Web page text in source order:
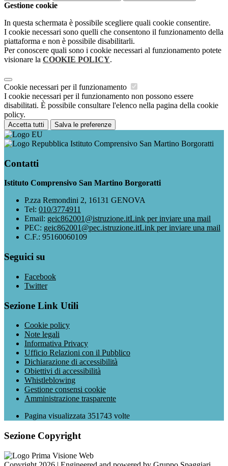
Gestione cookie
In questa schermata è possibile scegliere quali cookie consentire.
I cookie necessari sono quelli che consentono il funzionamento della
piattaforma e non è possibile disabilitarli.
Per conoscere quali sono i cookie necessari al funzionamento potete
visionare la COOKIE POLICY.
Cookie necessari per il funzionamento
I cookie necessari per il funzionamento non possono essere
disabilitati. È possibile consultare l'elenco nella pagina della cookie
policy.
Accetta tutti Salva le preferenze
Istituto Comprensivo San Martino Borgoratti
Contatti
Istituto Comprensivo San Martino Borgoratti
P.zza Remondini 2, 16131 GENOVA
Tel: 010/3774911
Email: geic862001@istruzione.itLink per inviare una mail
PEC: geic862001@pec.istruzione.itLink per inviare una mail
C.F.: 95160060109
Seguici su
Facebook
Twitter
Sezione Link Utili
Cookie policy
Note legali
Informativa Privacy
Ufficio Relazioni con il Pubblico
Dichiarazione di accessibilità
Obiettivi di accessibilità
Whistleblowing
Gestione consensi cookie
Amministrazione trasparente
Pagina visualizzata 351743 volte
Sezione Copyright